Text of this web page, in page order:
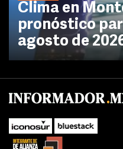
Clima en
pronóstico
agosto de